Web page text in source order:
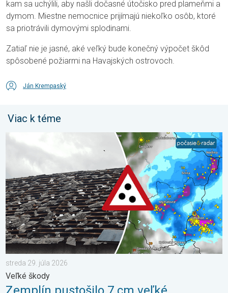
kam sa uchýlili, aby našli dočasné útočisko pred plameňmi a
dymom. Miestne nemocnice prijímajú niekoľko osôb, ktoré
sa priotrávili dymovými splodinami.
Zatiaľ nie je jasné, aké veľký bude konečný výpočet škôd
spôsobené požiarmi na Havajských ostrovoch.
Ján Krempaský
Viac k téme
Zemplín pustošilo 7 cm veľké krupobitie. Veľké škody. . .
streda 29. júla 2026
Veľké škody